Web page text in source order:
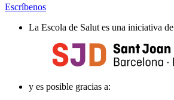
Escríbenos
La Escola de Salut es una iniciativa de
y es posible gracias a: